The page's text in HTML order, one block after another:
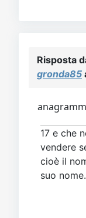
Risposta
gronda85
17 e che
vendere
cioè il
suo nome.